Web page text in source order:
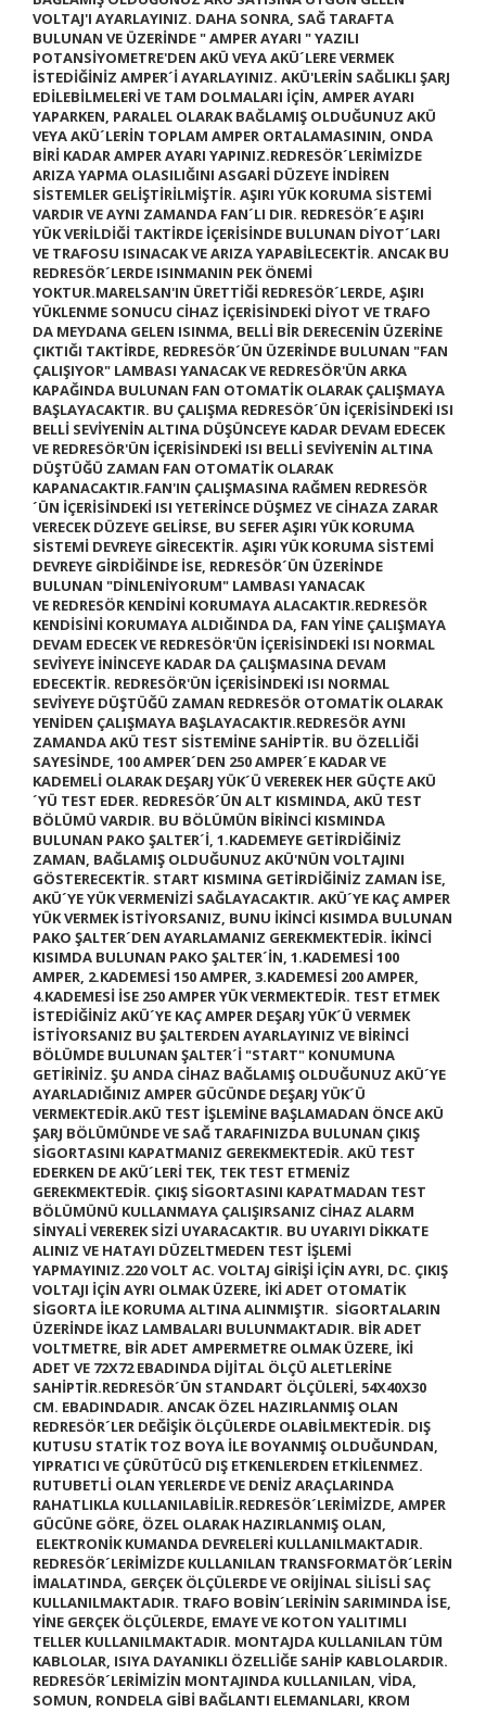
VOLTAJ'I AYARLAYINIZ. DAHA SONRA, SAĞ TARAFTA
BULUNAN VE ÜZERİNDE" AMPER AYARI "YAZILI
POTANSİYOMETRE'DEN AKÜ VEYA AKÜ´LERE VERMEK
İSTEDİĞİNİZ AMPER´İ AYARLAYINIZ. AKÜ'LERİN SAĞLIKLI ŞARJ
EDİLEBİLMELERİ VE TAM DOLMALARI İÇİN, AMPER AYARI
YAPARKEN, PARALEL OLARAK BAĞLAMIŞ OLDUĞUNUZ AKÜ
VEYA AKÜ´LERİN TOPLAM AMPER ORTALAMASININ, ONDA
BİRİ KADAR AMPER AYARI YAPINIZ.REDRESÖR´LERİMİZDE
ARIZA YAPMA OLASILIĞINI ASGARİ DÜZEYE İNDİREN
SİSTEMLER GELİŞTİRİLMİŞTİR. AŞIRI YÜK KORUMA SİSTEMİ
VARDIR VE AYNI ZAMANDA FAN´LI DIR. REDRESÖR´E AŞIRI
YÜK VERİLDİĞİ TAKTİRDE İÇERİSİNDE BULUNAN DİYOT´LARI
VE TRAFOSU ISINACAK VE ARIZA YAPABİLECEKTİR. ANCAK BU
REDRESÖR´LERDE ISINMANIN PEK ÖNEMİ
YOKTUR.MARELSAN'IN ÜRETTİĞİ REDRESÖR´LERDE, AŞIRI
YÜKLENME SONUCU CİHAZ İÇERİSİNDEKİ DİYOT VE TRAFO
DA MEYDANA GELEN ISINMA, BELLİ BİR DERECENİN ÜZERİNE
ÇIKTIĞI TAKTİRDE, REDRESÖR´ÜN ÜZERİNDE BULUNAN "FAN
ÇALIŞIYOR" LAMBASI YANACAK VE REDRESÖR'ÜN ARKA
KAPAĞINDA BULUNAN FAN OTOMATİK OLARAK ÇALIŞMAYA
BAŞLAYACAKTIR. BU ÇALIŞMA REDRESÖR´ÜN İÇERİSİNDEKİ ISI
BELLİ SEVİYENİN ALTINA DÜŞÜNCEYE KADAR DEVAM EDECEK
VE REDRESÖR'ÜN İÇERİSİNDEKİ ISI BELLİ SEVİYENİN ALTINA
DÜŞTÜĞÜ ZAMAN FAN OTOMATİK OLARAK
KAPANACAKTIR.FAN'IN ÇALIŞMASINA RAĞMEN REDRESÖR
´ÜN İÇERİSİNDEKİ ISI YETERİNCE DÜŞMEZ VE CİHAZA ZARAR
VERECEK DÜZEYE GELİRSE, BU SEFER AŞIRI YÜK KORUMA
SİSTEMİ DEVREYE GİRECEKTİR. AŞIRI YÜK KORUMA SİSTEMİ
DEVREYE GİRDİĞİNDE İSE, REDRESÖR´ÜN ÜZERİNDE
BULUNAN "DİNLENİYORUM" LAMBASI YANACAK
VE REDRESÖR KENDİNİ KORUMAYA ALACAKTIR.REDRESÖR
KENDİSİNİ KORUMAYA ALDIĞINDA DA, FAN YİNE ÇALIŞMAYA
DEVAM EDECEK VE REDRESÖR'ÜN İÇERİSİNDEKİ ISI NORMAL
SEVİYEYE İNİNCEYE KADAR DA ÇALIŞMASINA DEVAM
EDECEKTİR. REDRESÖR'ÜN İÇERİSİNDEKİ ISI NORMAL
SEVİYEYE DÜŞTÜĞÜ ZAMAN REDRESÖR OTOMATİK OLARAK
YENİDEN ÇALIŞMAYA BAŞLAYACAKTIR.REDRESÖR AYNI
ZAMANDA AKÜ TEST SİSTEMİNE SAHİPTİR. BU ÖZELLİĞİ
SAYESİNDE, 100 AMPER´DEN 250 AMPER´E KADAR VE
KADEMELİ OLARAK DEŞARJ YÜK´Ü VEREREK HER GÜÇTE AKÜ
´YÜ TEST EDER. REDRESÖR´ÜN ALT KISMINDA, AKÜ TEST
BÖLÜMÜ VARDIR. BU BÖLÜMÜN BİRİNCİ KISMINDA
BULUNAN PAKO ŞALTER´İ, 1.KADEMEYE GETİRDİĞİNİZ
ZAMAN, BAĞLAMIŞ OLDUĞUNUZ AKÜ'NÜN VOLTAJINI
GÖSTERECEKTİR. START KISMINA GETİRDİĞİNİZ ZAMAN İSE,
AKÜ´YE YÜK VERMENİZİ SAĞLAYACAKTIR. AKÜ´YE KAÇ AMPER
YÜK VERMEK İSTİYORSANIZ, BUNU İKİNCİ KISIMDA BULUNAN
PAKO ŞALTER´DEN AYARLAMANIZ GEREKMEKTEDİR. İKİNCİ
KISIMDA BULUNAN PAKO ŞALTER´İN, 1.KADEMESİ 100
AMPER, 2.KADEMESİ 150 AMPER, 3.KADEMESİ 200 AMPER,
4.KADEMESİ İSE 250 AMPER YÜK VERMEKTEDİR. TEST ETMEK
İSTEDİĞİNİZ AKÜ´YE KAÇ AMPER DEŞARJ YÜK´Ü VERMEK
İSTİYORSANIZ BU ŞALTERDEN AYARLAYINIZ VE BİRİNCİ
BÖLÜMDE BULUNAN ŞALTER´İ "START" KONUMUNA
GETİRİNİZ. ŞU ANDA CİHAZ BAĞLAMIŞ OLDUĞUNUZ AKÜ´YE
AYARLADIĞINIZ AMPER GÜCÜNDE DEŞARJ YÜK´Ü
VERMEKTEDİR.AKÜ TEST İŞLEMİNE BAŞLAMADAN ÖNCE AKÜ
ŞARJ BÖLÜMÜNDE VE SAĞ TARAFINIZDA BULUNAN ÇIKIŞ
SİGORTASINI KAPATMANIZ GEREKMEKTEDİR. AKÜ TEST
EDERKEN DE AKÜ´LERİ TEK, TEK TEST ETMENİZ
GEREKMEKTEDİR. ÇIKIŞ SİGORTASINI KAPATMADAN TEST
BÖLÜMÜNÜ KULLANMAYA ÇALIŞIRSANIZ CİHAZ ALARM
SİNYALİ VEREREK SİZİ UYARACAKTIR. BU UYARIYI DİKKATE
ALINIZ VE HATAYI DÜZELTMEDEN TEST İŞLEMİ
YAPMAYINIZ.220 VOLT AC. VOLTAJ GİRİŞİ İÇİN AYRI, DC. ÇIKIŞ
VOLTAJI İÇİN AYRI OLMAK ÜZERE, İKİ ADET OTOMATİK
SİGORTA İLE KORUMA ALTINA ALINMIŞTIR. SİGORTALARIN
ÜZERİNDE İKAZ LAMBALARI BULUNMAKTADIR. BİR ADET
VOLTMETRE, BİR ADET AMPERMETRE OLMAK ÜZERE, İKİ
ADET VE 72X72 EBADINDA DİJİTAL ÖLÇÜ ALETLERİNE
SAHİPTİR.REDRESÖR´ÜN STANDART ÖLÇÜLERİ, 54X40X30
CM. EBADINDADIR. ANCAK ÖZEL HAZIRLANMIŞ OLAN
REDRESÖR´LER DEĞİŞİK ÖLÇÜLERDE OLABİLMEKTEDİR. DIŞ
KUTUSU STATİK TOZ BOYA İLE BOYANMIŞ OLDUĞUNDAN,
YIPRATICI VE ÇÜRÜTÜCÜ DIŞ ETKENLERDEN ETKİLENMEZ.
RUTUBETLİ OLAN YERLERDE VE DENİZ ARAÇLARINDA
RAHATLIKLA KULLANILABİLİR.REDRESÖR´LERİMİZDE, AMPER
GÜCÜNE GÖRE, ÖZEL OLARAK HAZIRLANMIŞ OLAN,
ELEKTRONİK KUMANDA DEVRELERİ KULLANILMAKTADIR.
REDRESÖR´LERİMİZDE KULLANILAN TRANSFORMATÖR´LERİN
İMALATINDA, GERÇEK ÖLÇÜLERDE VE ORİJİNAL SİLİSLİ SAÇ
KULLANILMAKTADIR. TRAFO BOBİN´LERİNİN SARIMINDA İSE,
YİNE GERÇEK ÖLÇÜLERDE, EMAYE VE KOTON YALITIMLI
TELLER KULLANILMAKTADIR. MONTAJDA KULLANILAN TÜM
KABLOLAR, ISIYA DAYANIKLI ÖZELLİĞE SAHİP KABLOLARDIR.
REDRESÖR´LERİMİZİN MONTAJINDA KULLANILAN, VİDA,
SOMUN, RONDELA GİBİ BAĞLANTI ELEMANLARI, KROM